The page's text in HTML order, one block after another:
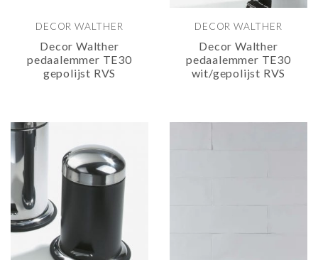
DECOR WALTHER
Decor Walther
pedaalemmer TE30
gepolijst RVS
DECOR WALTHER
Decor Walther
pedaalemmer TE30
wit/gepolijst RVS